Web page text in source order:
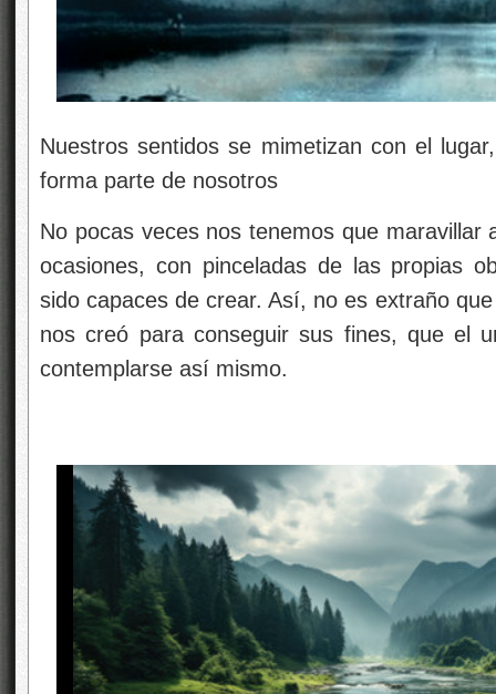
Nuestros sentidos se mimetizan con el
forma parte de nosotros
No pocas veces nos tenemos que maravillar
ocasiones, con pinceladas de las propias
sido capaces de crear. Así, no es extraño
nos creó para conseguir sus fines, que el
contemplarse así mismo.